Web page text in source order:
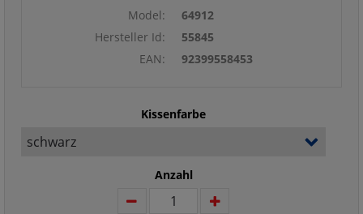
Model:
64912
Hersteller Id:
55845
EAN:
92399558453
Kissenfarbe
Anzahl